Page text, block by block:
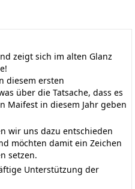
zeigt sich im alten Glanz
diesem ersten
über die Tatsache, dass es
Maifest in diesem Jahr geben
wir uns dazu entschieden
möchten damit ein Zeichen
setzen.
Unterstützung der